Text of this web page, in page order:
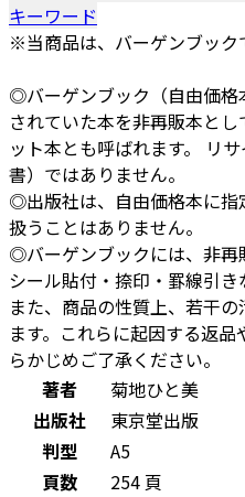
キーワード
※当商品は、バーゲンブック
◎バーゲンブック（自由価格
されていた本を非再販本と
ット本とも呼ばれます。 リ
書）ではありません。
◎出版社は、自由価格本に指
扱うことはありません。
◎バーゲンブックには、非再
シール貼付・捺印・罫線引き
また、商品の性質上、若干
ます。これらに起因する返
らかじめご了承ください。
著者
菊地ひと美
出版社
東京堂出版
判型
A5
頁数
254 頁